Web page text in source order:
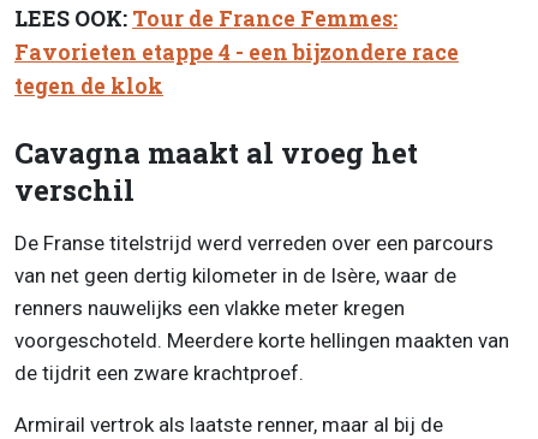
LEES OOK: Tour de France Femmes:
Favorieten etappe 4 - een bijzondere race
tegen de klok
Cavagna maakt al vroeg het
verschil
De Franse titelstrijd werd verreden over een parcours
van net geen dertig kilometer in de Isère, waar de
renners nauwelijks een vlakke meter kregen
voorgeschoteld. Meerdere korte hellingen maakten van
de tijdrit een zware krachtproef.
Armirail vertrok als laatste renner, maar al bij de